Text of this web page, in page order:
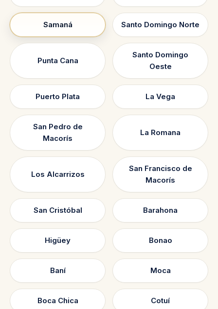
Samaná Santo Domingo Norte
Punta Cana
Santo Domingo
Oeste
Puerto Plata La Vega
San Pedro de
Macorís
La Romana
Los Alcarrizos
San Francisco de
Macorís
San Cristóbal Barahona
Higüey Bonao
Baní Moca
Boca Chica Cotuí